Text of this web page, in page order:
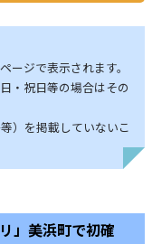
ージで表示されます。
・祝日等の場合はその
）を掲載していないこ
」美浜町で初確